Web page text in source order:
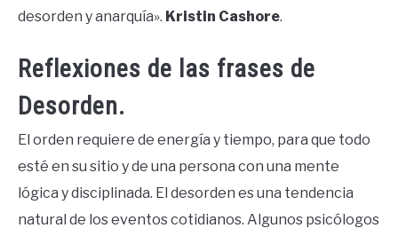
desorden y anarquía». Kristin Cashore.
Reflexiones de las frases de
Desorden.
El orden requiere de energía y tiempo, para que todo
esté en su sitio y de una persona con una mente
lógica y disciplinada. El desorden es una tendencia
natural de los eventos cotidianos. Algunos psicólogos